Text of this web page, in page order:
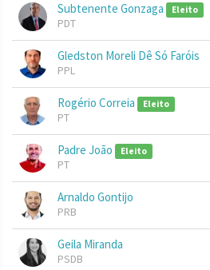
Subtenente Gonzaga Eleito
PDT
Gledston Moreli Dê Só Faróis
PPL
Rogério Correia Eleito
PT
Padre João Eleito
PT
Arnaldo Gontijo
PRB
Geila Miranda
PSDB